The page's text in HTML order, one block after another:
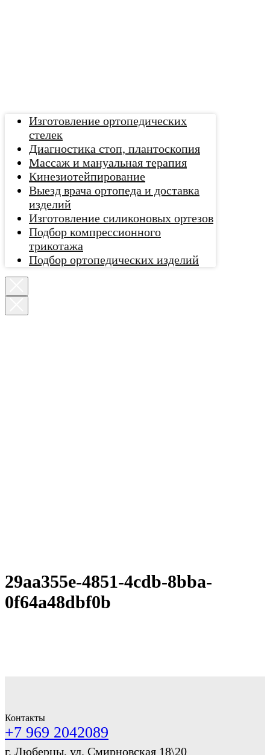
Изготовление ортопедических
стелек
Диагностика стоп, плантоскопия
Массаж и мануальная терапия
Кинезиотейпирование
Выезд врача ортопеда и доставка
изделий
Изготовление силиконовых ортезов
Подбор компрессионного
трикотажа
Подбор ортопедических изделий
29aa355e-4851-4cdb-8bba-
0f64a48dbf0b
Контакты
+7 969 2042089
г. Люберцы, ул. Смирновская 18\20